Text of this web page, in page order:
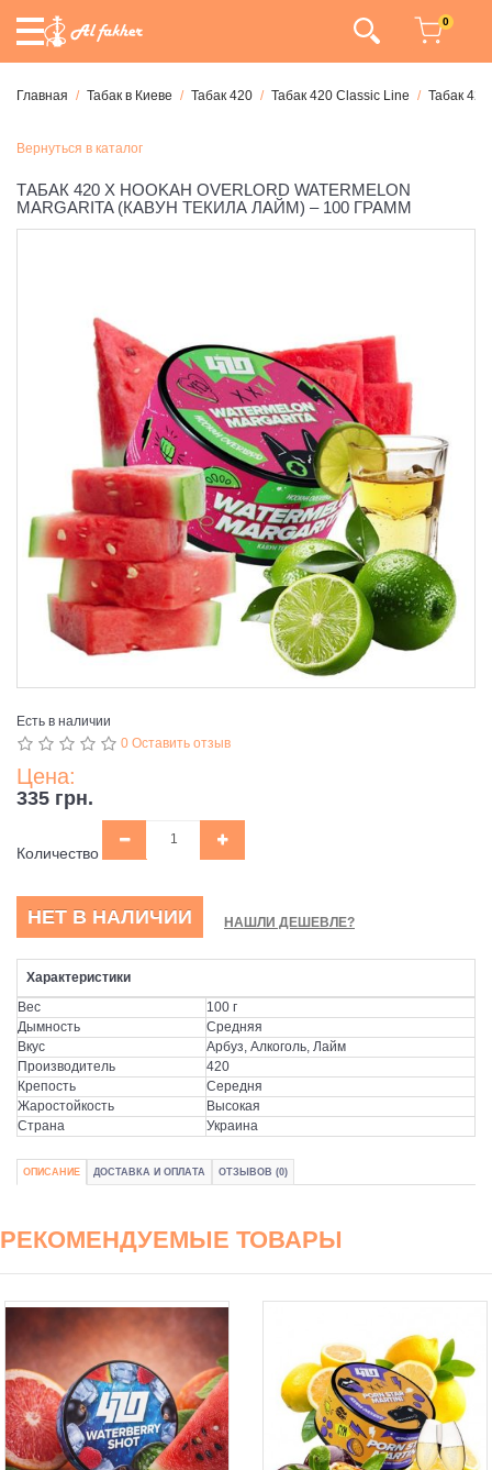
0
Главная Табак в Киеве Табак 420 Табак 420 Classic Line Табак
Вернуться в каталог
ТАБАК 420 X HOOKAH OVERLORD WATERMELON
MARGARITA (КАВУН ТЕКИЛА ЛАЙМ) – 100 ГРАММ
Есть в наличии
0 Оставить отзыв
Цена:
335 грн.
Количество
НЕТ В НАЛИЧИИ НАШЛИ ДЕШЕВЛЕ?
Характеристики
Вес
100 г
Дымность
Средняя
Вкус
Арбуз, Алкоголь, Лайм
Производитель
420
Крепость
Середня
Жаростойкость
Высокая
Страна
Украина
ОПИСАНИЕ ДОСТАВКА И ОПЛАТА ОТЗЫВОВ (0)
РЕКОМЕНДУЕМЫЕ ТОВАРЫ